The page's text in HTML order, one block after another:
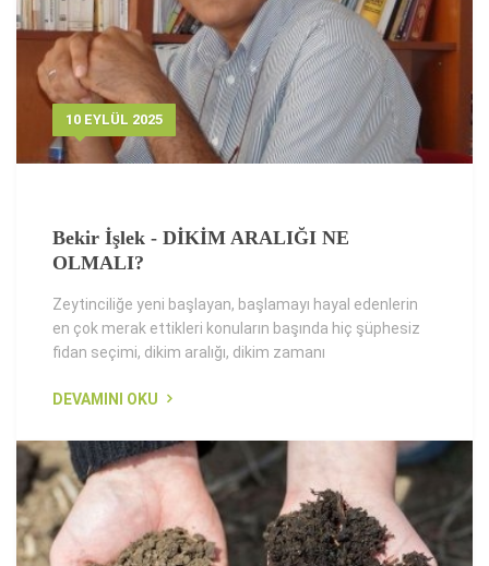
10 EYLÜL 2025
Bekir İşlek - DİKİM ARALIĞI NE
OLMALI?
Zeytinciliğe yeni başlayan, başlamayı hayal edenlerin
en çok merak ettikleri konuların başında hiç şüphesiz
fidan seçimi, dikim aralığı, dikim zamanı
DEVAMINI OKU